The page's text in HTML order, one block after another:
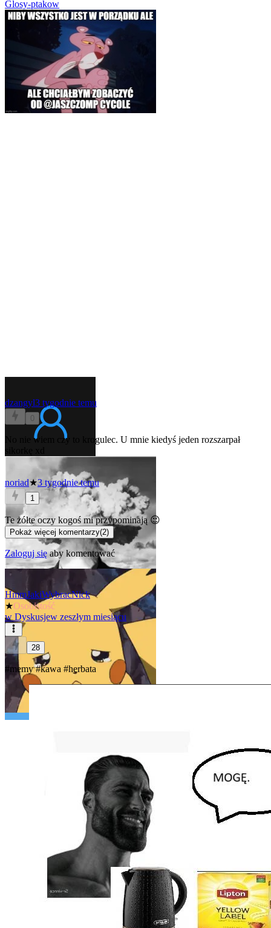
Glosy-ptakow
dzangyl3 tygodnie temu
0
No nie wiem czy to krogulec. U mnie kiedyś jeden rozszarpał
noriad★3 tygodnie temu
1
Te żółte oczy kogoś mi przypominają 😉
Pokaż więcej komentarzy(2)
Zaloguj sięaby komentować
HmmJakiWybracNick
★Osobistość
w Dyskusjew zeszłym miesiącu
28
#memy #kawa #herbata